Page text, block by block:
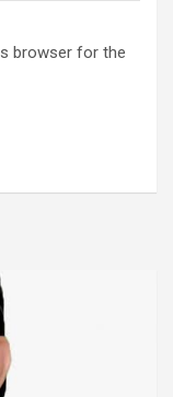
browser for the